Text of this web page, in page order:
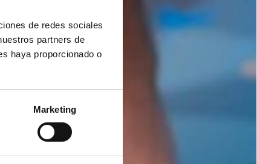
de redes sociales
partners de
haya proporcionado o
Marketing